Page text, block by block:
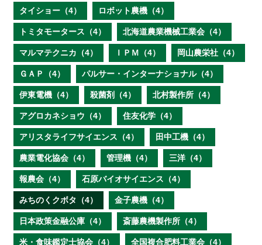
タイショー（4） ロボット農機（4）
トミタモータース（4） 北海道農業機械工業会（4）
マルマテクニカ（4） ＩＰＭ（4） 岡山農栄社（4）
ＧＡＰ（4） パルサー・インターナショナル（4）
伊東電機（4） 殺菌剤（4） 北村製作所（4）
アグロカネショウ（4） 住友化学（4）
アリスタライフサイエンス（4） 田中工機（4）
農業電化協会（4） 管理機（4） 三洋（4）
報農会（4） 石原バイオサイエンス（4）
みちのくクボタ（4） 金子農機（4）
日本政策金融公庫（4） 斎藤農機製作所（4）
米・食味鑑定士協会（4） 全国複合肥料工業会（4）